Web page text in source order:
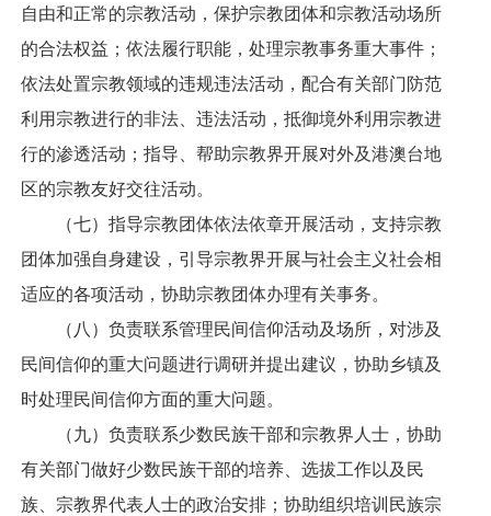
自由和正常的宗教活动，保护宗教团体和宗教活动场所
的合法权益；依法履行职能，处理宗教事务重大事件；
依法处置宗教领域的违规违法活动，配合有关部门防范
利用宗教进行的非法、违法活动，抵御境外利用宗教进
行的渗透活动；指导、帮助宗教界开展对外及港澳台地
区的宗教友好交往活动。
（七）指导宗教团体依法依章开展活动，支持宗教
团体加强自身建设，引导宗教界开展与社会主义社会相
适应的各项活动，协助宗教团体办理有关事务。
（八）负责联系管理民间信仰活动及场所，对涉及
民间信仰的重大问题进行调研并提出建议，协助乡镇及
时处理民间信仰方面的重大问题。
（九）负责联系少数民族干部和宗教界人士，协助
有关部门做好少数民族干部的培养、选拔工作以及民
族、宗教界代表人士的政治安排；协助组织培训民族宗